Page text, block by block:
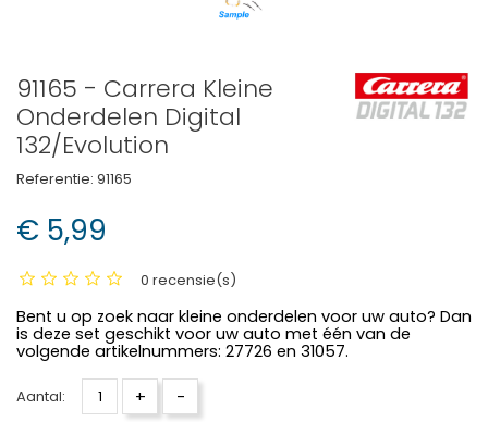
91165 - Carrera Kleine
Onderdelen Digital
132/Evolution
Referentie: 91165
€ 5,99
0 recensie(s)
Bent u op zoek naar kleine onderdelen voor uw auto? Dan
is deze set geschikt voor uw auto met één van de
volgende artikelnummers: 27726 en 31057.
Aantal: + -